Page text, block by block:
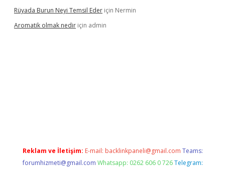
Rüyada Burun Neyi Temsil Eder için Nermin
Aromatik olmak nedir için admin
Reklam ve İletişim: E-mail: backlinkpaneli@gmail.com Teams:
forumhizmeti@gmail.com Whatsapp: 0262 606 0 726 Telegram: